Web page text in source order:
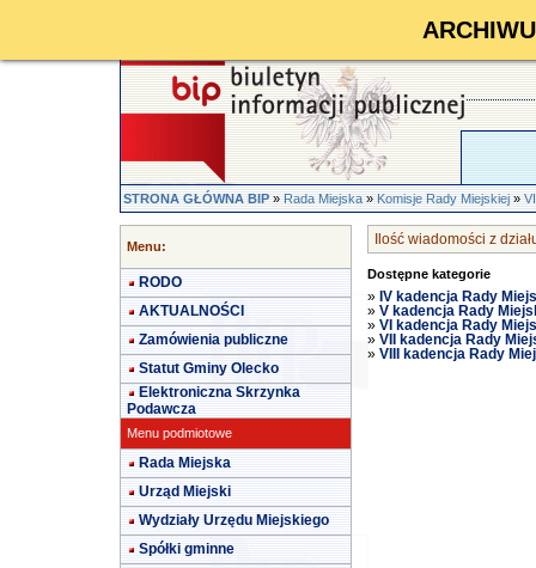
STRONA GŁÓWNA BIP»Rada Miejska»Komisje Rady Miejskiej»
Menu:
RODO
AKTUALNOŚCI
Zamówienia publiczne
Statut Gminy Olecko
Elektroniczna Skrzynka
Podawcza
Menu podmiotowe
Rada Miejska
Urząd Miejski
Wydziały Urzędu Miejskiego
Spółki gminne
Ilość wiadomości z
Dostępne kategorie
» IV kadencja Rady
» V kadencja Rady
» VI kadencja Rady
» VII kadencja Rady
» VIII kadencja Rady